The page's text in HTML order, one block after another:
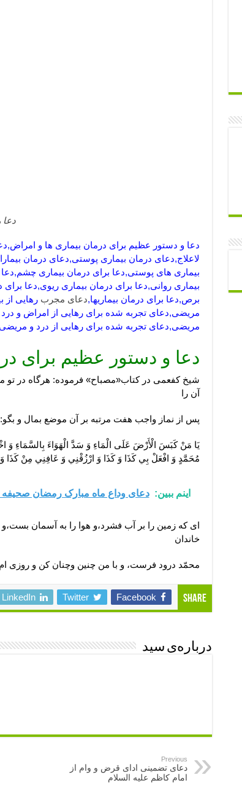
دعا
دعا و دستور عظیم برای درمان بیماری ها و
لاعلاج,دعای درمان بیماری پوستی,دعای درمان
بیماری های پوستی,دعا برای درمان بیماری
بیماری روانی,دعا برای درمان بیماری ریوی,دعا
برص,دعا برای درمان بیماریها,دعای مجرب رهایی از
مریضی,دعای تجربه شده برای رهایی از امراض و
مریضی,دعای تجربه شده برای رهایی از درد و
دعا و دستور عظیم برای
شيخ كفعمى در كتاب«مصباح» فرموده: هرگاه در
آن را
پس از نماز واجب‏ هفت مرتبه بر آن موضع بمال و بگو:
يَا مَنْ كَبَسَ الْأَرْضَ عَلَى الْمَاءِ وَ سَدَّ الْهَوَاءَ بِالسَّمَاءِ
مُحَمَّدٍ وَ افْعَلْ بِي كَذَا وَ كَذَا وَ ارْزُقْنِي وَ عَافِنِي مِنْ كَذَا وَ
اینم ببین: دعای وداع ماه مبارک رمضان صحیفه
اى كه زمين را بر آب فشرد،و هوا را به ‏آسمان بست،و
خاندان
محمّد درود فرست، و با من چنين‏ وچنان كن‏ و روزى‏ ام
Share
Facebook
Twitter
LinkedIn
درباره‌ی سید
Previous
دعای تضمینی ادای قرض و وام از
امام کاظم علیه السلام